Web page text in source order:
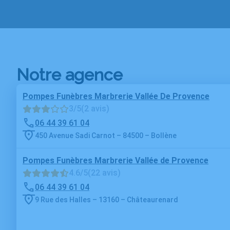
Notre agence
Pompes Funèbres Marbrerie Vallée De Provence
3/5(2 avis)
06 44 39 61 04
450 Avenue Sadi Carnot – 84500 – Bollène
Pompes Funèbres Marbrerie Vallée de Provence
4.6/5(22 avis)
06 44 39 61 04
9 Rue des Halles – 13160 – Châteaurenard